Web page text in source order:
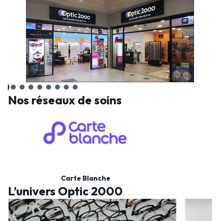
Nos réseaux de soins
Carte Blanche
L’univers Optic 2000